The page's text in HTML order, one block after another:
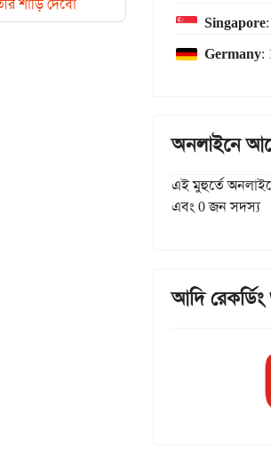
শাড়ি দেবো
Singapore
Germany:
অনলাইনে
এই মুহুর্তে
এবং 0 জন সদস্য
আদি